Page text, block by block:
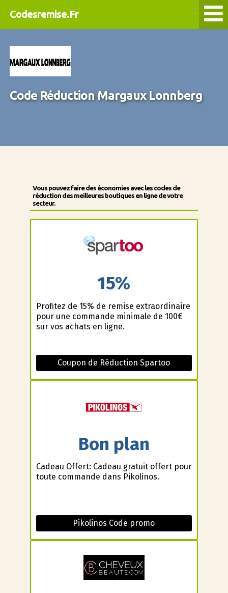
Codesremise.Fr
Code Réduction Margaux Lonnberg
Vous pouvez faire des économies avec les codes de
réduction des meilleures boutiques en ligne de votre
secteur.
15%
Profitez de 15% de remise extraordinaire
pour une commande minimale de 100€
sur vos achats en ligne.
Coupon de Réduction Spartoo
Bon plan
Cadeau Offert: Cadeau gratuit offert pour
toute commande dans Pikolinos.
Pikolinos Code promo